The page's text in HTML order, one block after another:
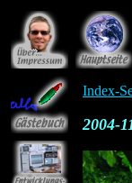
Index-
2004-